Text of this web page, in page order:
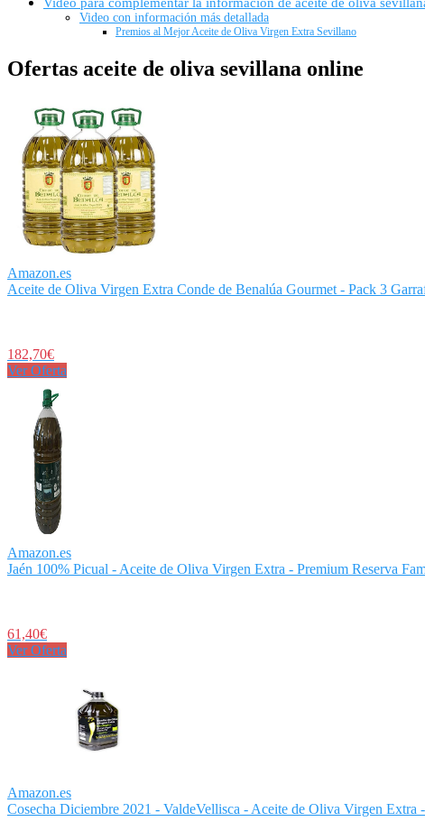
Video con información más detallada
Premios al Mejor Aceite de Oliva Virgen Extra Sevillano
Ofertas aceite de oliva sevillana online
Amazon.es
Aceite de Oliva Virgen Extra Conde de Benalúa Gourmet - Pack 3
182,70€
Ver Oferta
Amazon.es
Jaén 100% Picual - Aceite de Oliva Virgen Extra - Premium Reserva
61,40€
Ver Oferta
Amazon.es
Cosecha Diciembre 2021 - ValdeVellisca - Aceite de Oliva Virgen Extra